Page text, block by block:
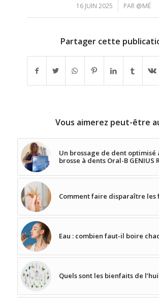
16 JUIN 2025
/ PAR @MÉ
Partager cette
Vous aimerez peut-être
Un brossage de dent optimisé
brosse à dents Oral-B GENIUS
Comment faire disparaître les
Eau : combien faut-il boire
Quels sont les bienfaits de